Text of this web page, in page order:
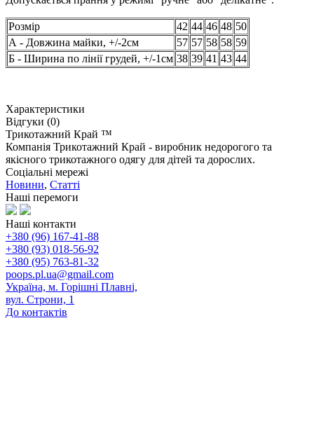
Розмір 42 44 46 48 50
А - Довжина майки, +/-2см
57 57 58 58 59
Б - Ширина по лінії грудей, +/-1см 38 39 41 43 44
Характеристики
Відгуки (0)
Трикотажний Край ™
Компанія Трикотажний Край - виробник недорогого та
якісного трикотажного одягу для дітей та дорослих.
Соціальні мережі
Новини, Статті
Наші перемоги
Наші контакти
+380 (96) 167-41-88
+380 (93) 018-56-92
+380 (95) 763-81-32
poops.pl.ua@gmail.com
Україна, м. Горішні Плавні,
вул. Строни, 1
До контактів